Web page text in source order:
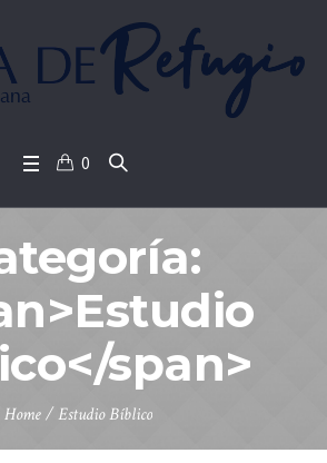
0
span>
Home /Estudio Bíblico